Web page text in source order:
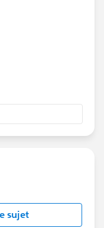
get the link
sujet